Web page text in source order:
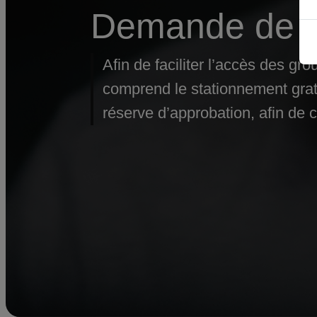
Demande de
Afin de faciliter l’accès des
comprend le stationnement
réserve d’approbation, afin de